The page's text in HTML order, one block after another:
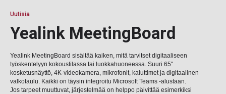
Uutisia
Yealink MeetingBoard
Yealink MeetingBoard sisältää kaiken, mitä tarvitset digitaaliseen
työskentelyyn kokoustilassa tai luokkahuoneessa. Suuri 65"
kosketusnäyttö, 4K-videokamera, mikrofonit, kaiuttimet ja digitaalinen
valkotaulu. Kaikki on täysin integroitu Microsoft Teams -alustaan.
Jos tarpeet muuttuvat, järjestelmää on helppo päivittää esimerkiksi